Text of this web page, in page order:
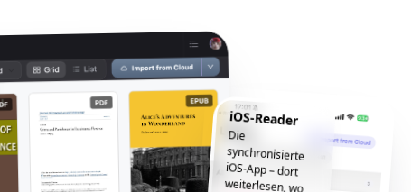
iOS-Reader
Die
synchronisierte
iOS-App – dort
weiterlesen, wo
Sie aufgehört
haben, jederzeit